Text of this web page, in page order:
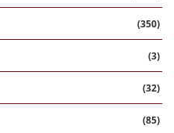
(350)
(3)
(32)
(85)